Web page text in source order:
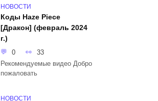
НОВОСТИ
Коды Haze Piece
[Дракон] (февраль 2024
г.)
0
33
Рекомендуемые видео Добро
пожаловать
НОВОСТИ